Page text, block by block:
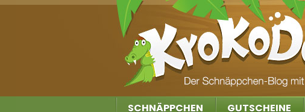
SCHNÄPPCHEN GUTSCHEINE